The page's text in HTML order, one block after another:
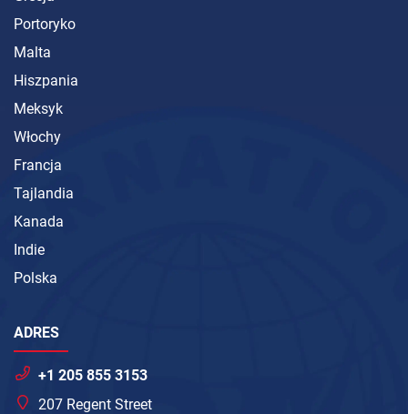
Portoryko
Malta
Hiszpania
Meksyk
Włochy
Francja
Tajlandia
Kanada
Indie
Polska
ADRES
+1 205 855 3153
207 Regent Street